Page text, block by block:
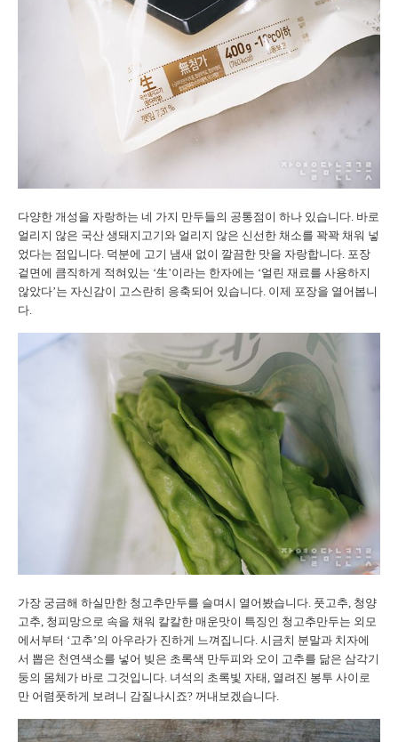
다양한 개성을 자랑하는 네 가지 만두들의 공통점이 하나 있습니다. 바로
얼리지 않은 국산 생돼지고기와 얼리지 않은 신선한 채소를 꽉꽉 채워 넣
었다는 점입니다. 덕분에 고기 냄새 없이 깔끔한 맛을 자랑합니다. 포장
겉면에 큼직하게 적혀있는 ‘生’이라는 한자에는 ‘얼린 재료를 사용하지
않았다’는 자신감이 고스란히 응축되어 있습니다. 이제 포장을 열어봅니
다.
가장 궁금해 하실만한 청고추만두를 슬며시 열어봤습니다. 풋고추, 청양
고추, 청피망으로 속을 채워 칼칼한 매운맛이 특징인 청고추만두는 외모
에서부터 ‘고추’의 아우라가 진하게 느껴집니다. 시금치 분말과 치자에
서 뽑은 천연색소를 넣어 빚은 초록색 만두피와 오이 고추를 닮은 삼각기
둥의 몸체가 바로 그것입니다. 녀석의 초록빛 자태, 열려진 봉투 사이로
만 어렴풋하게 보려니 감질나시죠? 꺼내보겠습니다.